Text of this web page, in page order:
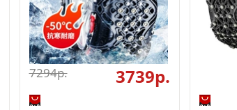
7294p. 3739p.